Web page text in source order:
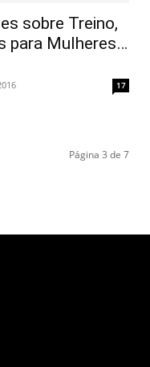
sobre Treino,
para Mulheres…
17
Página 3 de 7